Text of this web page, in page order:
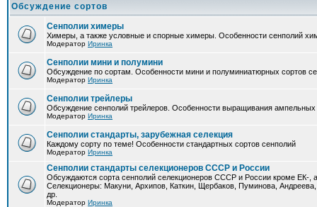
Обсуждение сортов
Сенполии химеры
Химеры, а также условные и спорные химеры. Особенности сенполий
Модератор Иринка
Сенполии мини и полумини
Обсуждение по сортам. Особенности мини и полуминиатюрных сортов
Модератор Иринка
Сенполии трейлеры
Обсуждение сенполий трейлеров. Особенности выращивания
Модератор Иринка
Сенполии стандарты, зарубежная селекция
Каждому сорту по теме! Особенности стандартных сортов сенполий
Модератор Иринка
Сенполии стандарты селекционеров СССР и России
Обсуждаются сорта сенполий селекционеров СССР и России кроме ЕК-,
Селекционеры: Макуни, Архипов, Каткин, Щербаков, Пуминова,
др.
Модератор Иринка